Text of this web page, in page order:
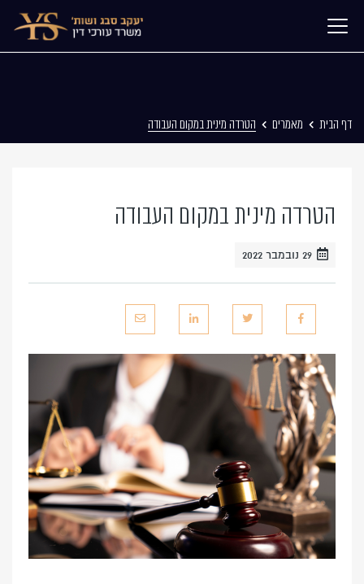
דף הבית מאמרים הטרדה מינית במקום העבודה
הטרדה מינית במקום העבודה
29 נובמבר 2022